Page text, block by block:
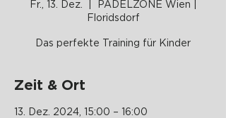
Fr., 13. Dez.
PADELZONE Wien |
Floridsdorf
Das perfekte Training für Kinder
Zeit & Ort
13. Dez. 2024, 15:00 – 16:00